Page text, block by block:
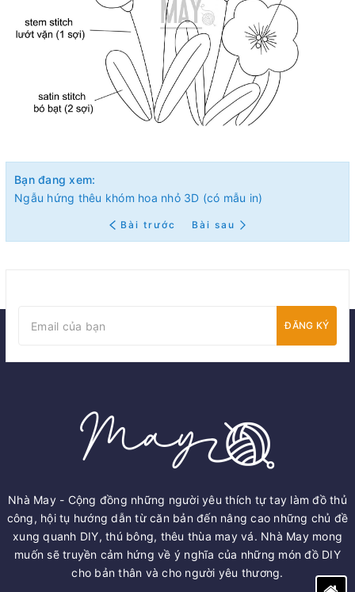
Bạn đang xem:
Ngẫu hứng thêu khóm hoa nhỏ 3D (có mẫu in)
Bài trước Bài sau
ĐĂNG KÝ
Nhà May - Cộng đồng những người yêu thích tự tay làm đồ thủ
công, hội tụ hướng dẫn từ căn bản đến nâng cao những chủ đề
xung quanh DIY, thú bông, thêu thùa may vá. Nhà May mong
muốn sẽ truyền cảm hứng về ý nghĩa của những món đồ DIY
cho bản thân và cho người yêu thương.